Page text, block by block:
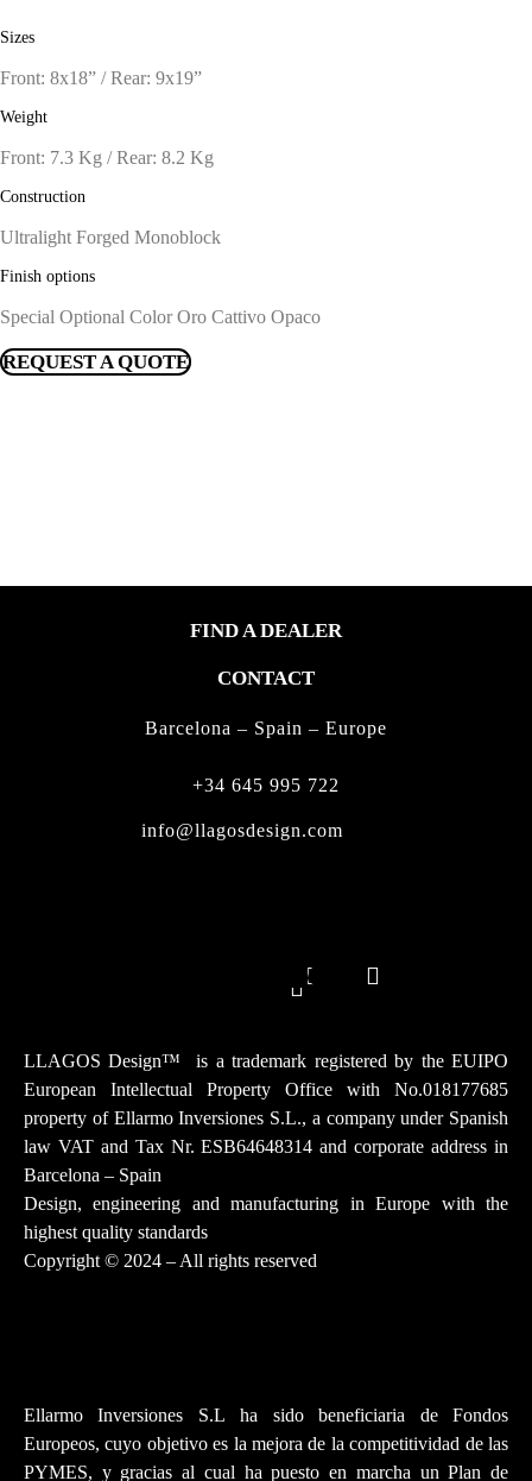
Sizes
Front: 8x18” / Rear: 9x19”
Weight
Front: 7.3 Kg / Rear: 8.2 Kg
Construction
Ultralight Forged Monoblock
Finish options
Special Optional Color Oro Cattivo Opaco
REQUEST A QUOTE
FIND A DEALER
CONTACT
Barcelona – Spain – Europe
+34 645 995 722
info@llagosdesign.com
Tiktok
Linkedin
LLAGOS Design™
is a trademark registered by the EUIPO
European Intellectual Property Office with No.018177685
property of Ellarmo Inversiones S.L., a company under Spanish
law VAT and Tax Nr. ESB64648314 and corporate address in
Barcelona – Spain
Design, engineering and manufacturing in Europe with the
highest quality standards
Copyright © 2024 – All rights reserved
Ellarmo Inversiones S.L ha sido beneficiaria de Fondos
Europeos, cuyo objetivo es la mejora de la competitividad de las
PYMES, y gracias al cual ha puesto en marcha un Plan de